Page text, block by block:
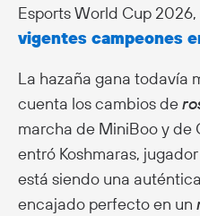
Esports World Cup 2026,
vigentes campeones
La hazaña gana todavía
cuenta los cambios de
marcha de MiniBoo y de
entró Koshmaras,
está siendo una
encajado perfecto en un